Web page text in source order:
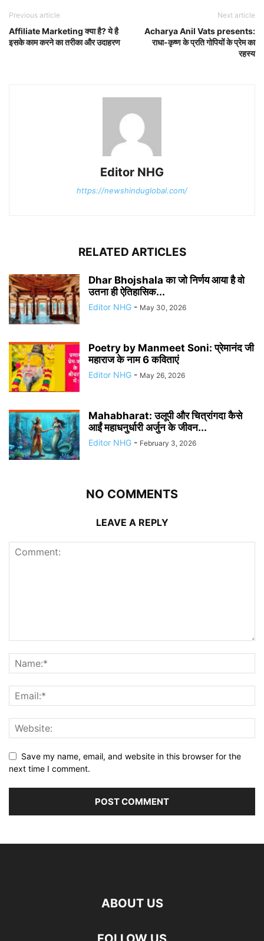
Previous article
Affiliate Marketing क्या है? ये है
इसके काम करने का तरीका और उदाहरण
Next article
Acharya Anil Vats presents:
राधा-कृष्ण के प्रति गोपियों के प्रेम का
रहस्य
Editor NHG
https://newshinduglobal.com/
RELATED ARTICLES
Dhar Bhojshala का जो निर्णय आया है वो
उतना ही ऐतिहासिक...
Editor NHG - May 30, 2026
Poetry by Manmeet Soni: प्रेमानंद जी
महाराज के नाम 6 कविताएं
Editor NHG - May 26, 2026
Mahabharat: उलूपी और चित्रांगदा कैसे
आईं महाधनुर्धारी अर्जुन के जीवन...
Editor NHG - February 3, 2026
NO COMMENTS
LEAVE A REPLY
Save my name, email, and website in this browser for the
next time I comment.
ABOUT US